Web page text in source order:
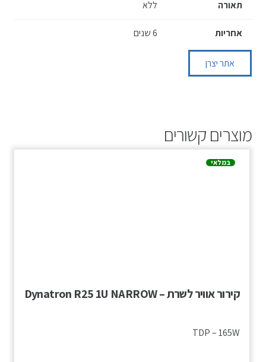
תאורה ללא
אחריות 6 שנים
אתר יצרן
מוצרים קשורים
במלאי
קירור אוויר לשרת – Dynatron R25 1U NARROW
TDP – 165W